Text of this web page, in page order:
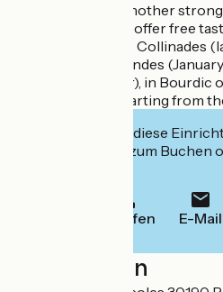
Wine tourism is another
The winegrowers offer free
well as events: Les Collinades
Alliances Gourmandes
Primeur (October), in Bourdic
Discovery Trail starting from
Interessiert Sie diese
deren Website zum Buchen
Anrufen E-Mail
Localisation